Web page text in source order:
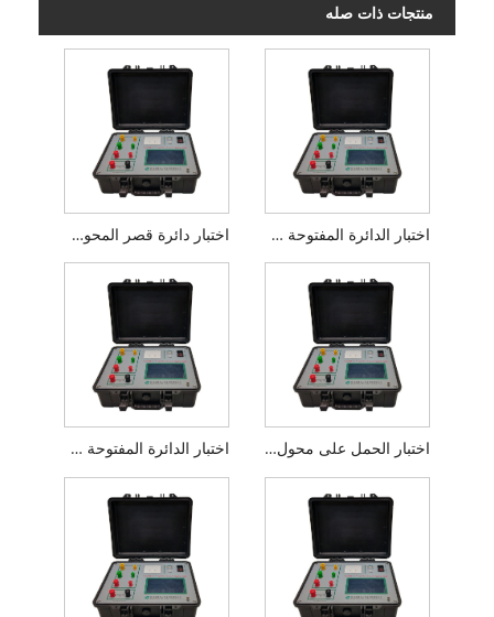
منتجات ذات صله
اختبار دائرة قصر المحولات اختبار الدائرة المفتوحة والقصيرة للمحول
اختبار الدائرة المفتوحة واختبار ماس كهربائى اختبار الحمل على محول أحادي الطور